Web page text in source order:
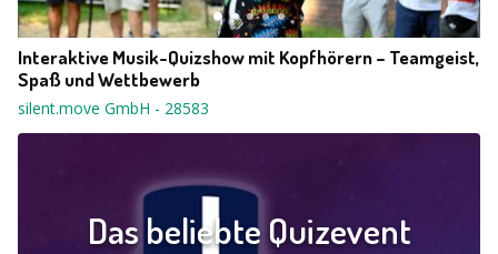
Interaktive Musik-Quizshow mit Kopfhörern – Teamgeist,
Spaß und Wettbewerb
silent.move GmbH - 28583
Das beliebte Quizevent